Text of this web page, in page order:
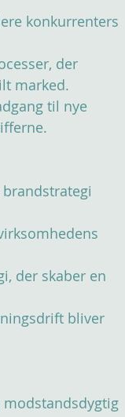
konkurrenters
der
marked.
til nye
der skaber en
bliver